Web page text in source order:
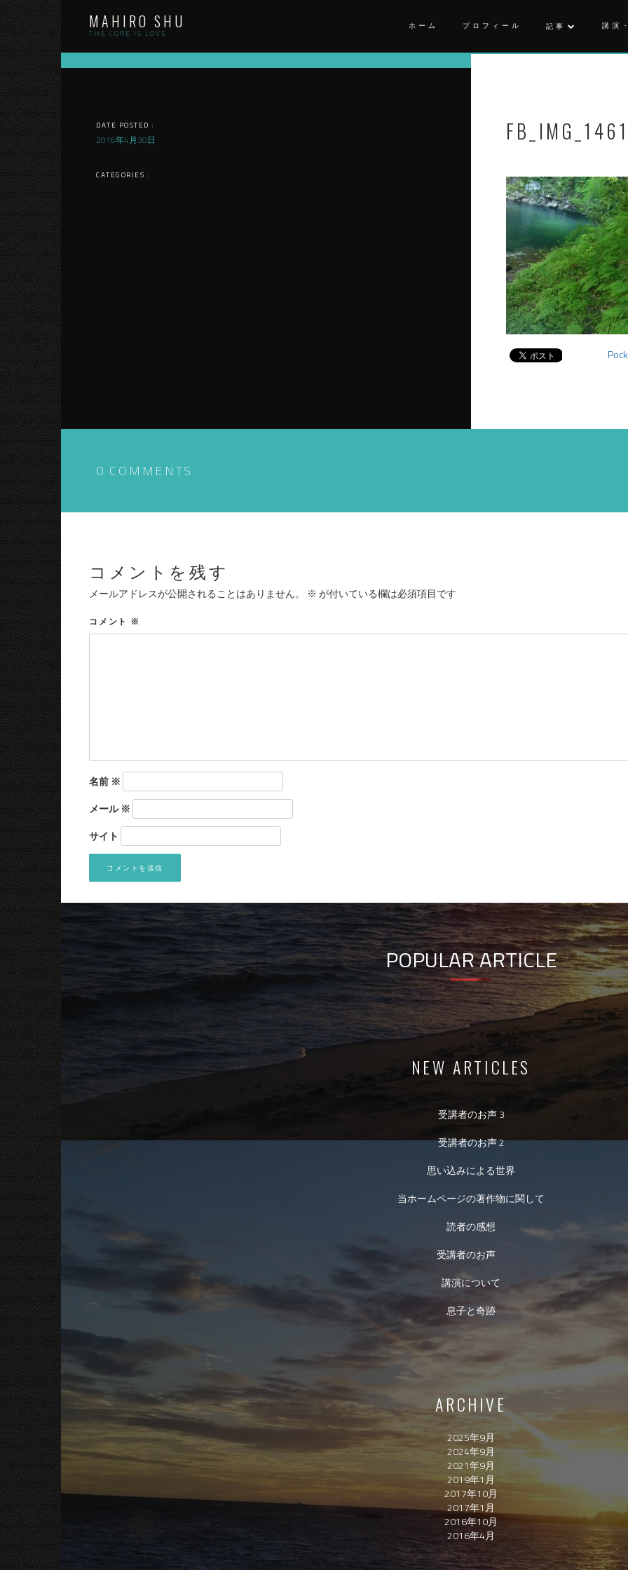
Skip
to
content
MAHIRO SHU
THE CORE IS LOVE
ホーム プロフィール 記事 講演
DATE POSTED :
2016年4月30日
CATEGORIES :
0 COMMENTS
コメントを残す
メールアドレスが公開されることはありません。 ※ が付いている欄は必須項目です
コメント ※
名前 ※
メール※
サイト
POPULAR ARTICLE
NEW ARTICLES
受講者のお声 3
受講者のお声 2
思い込みによる世界
当ホームページの著作物に関して
読者の感想
受講者のお声
講演について
息子と奇跡
ARCHIVE
2025年9月
2024年9月
2021年9月
2019年1月
2017年10月
2017年1月
2016年10月
2016年4月